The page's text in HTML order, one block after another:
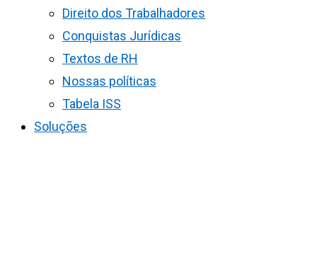
Direito dos Trabalhadores
Conquistas Jurídicas
Textos de RH
Nossas políticas
Tabela ISS
Soluções